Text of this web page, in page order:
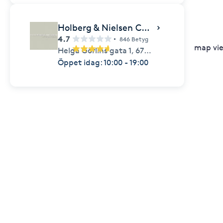
Holberg & Nielsen CHARLOTTENBERG
4.7 846 Betyg
Helga Görlins gata 1, 673 32,
Charlottenberg
Öppet idag: 10:00 - 19:00
map